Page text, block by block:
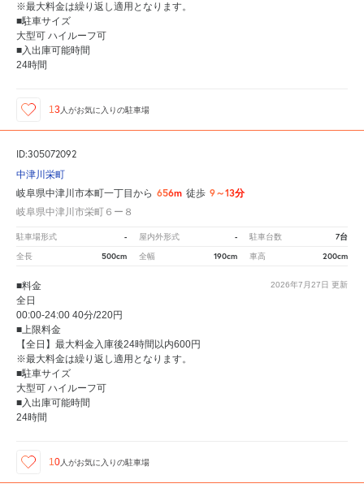
※最大料金は繰り返し適用となります。
■駐車サイズ
大型可 ハイルーフ可
■入出庫可能時間
24時間
13人がお気に入りの駐車場
ID:305072092
中津川栄町
岐阜県中津川市本町一丁目から 656m 徒歩 9～13分
岐阜県中津川市栄町６ー８
駐車場形式 - 屋内外形式 - 駐車台数 7台
全長 500cm 全幅 190cm 車高 200cm
2026年7月27日 更新
■料金
全日
00:00-24:00 40分/220円
■上限料金
【全日】最大料金入庫後24時間以内600円
※最大料金は繰り返し適用となります。
■駐車サイズ
大型可 ハイルーフ可
■入出庫可能時間
24時間
10人がお気に入りの駐車場